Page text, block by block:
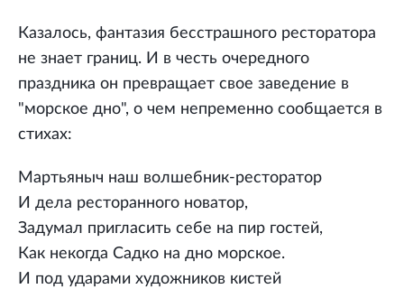
Казалось, фантазия бесстрашного ресторатора
не знает границ. И в честь очередного
праздника он превращает свое заведение в
"морское дно", о чем непременно сообщается в
стихах:
Мартьяныч наш волшебник-ресторатор
И дела ресторанного новатор,
Задумал пригласить себе на пир гостей,
Как некогда Садко на дно морское.
И под ударами художников кистей